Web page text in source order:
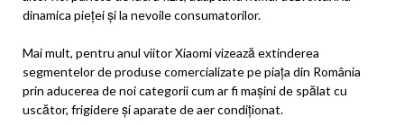
dinamica pieței și la nevoile consumatorilor.
Mai mult, pentru anul viitor Xiaomi vizează extinderea
segmentelor de produse comercializate pe piața din România
prin aducerea de noi categorii cum ar fi mașini de spălat cu
uscător, frigidere și aparate de aer condiționat.